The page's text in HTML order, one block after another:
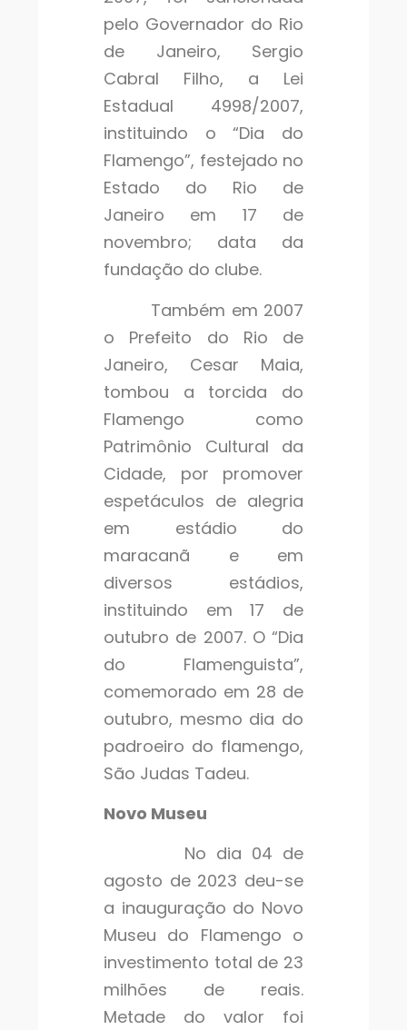
pelo Governador do Rio
de Janeiro, Sergio
Cabral Filho, a Lei
Estadual 4998/2007,
instituindo o “Dia do
Flamengo”, festejado no
Estado do Rio de
Janeiro em 17 de
novembro; data da
fundação do clube.
Também em 2007
o Prefeito do Rio de
Janeiro, Cesar Maia,
tombou a torcida do
Flamengo como
Patrimônio Cultural da
Cidade, por promover
espetáculos de alegria
em estádio do
maracanã e em
diversos estádios,
instituindo em 17 de
outubro de 2007. O “Dia
do Flamenguista”,
comemorado em 28 de
outubro, mesmo dia do
padroeiro do flamengo,
São Judas Tadeu.
Novo Museu
No dia 04 de
agosto de 2023 deu-se
a inauguração do Novo
Museu do Flamengo o
investimento total de 23
milhões de reais.
Metade do valor foi